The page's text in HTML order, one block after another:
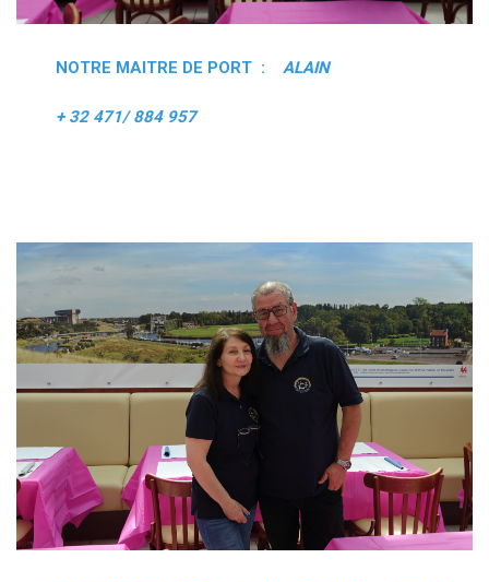
NOTRE MAITRE DE PORT : ALAIN
+ 32 471/ 884 957